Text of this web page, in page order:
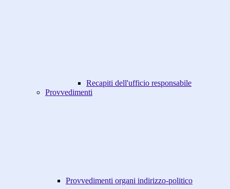
Recapiti dell'ufficio responsabile
Provvedimenti
Provvedimenti organi indirizzo-politico